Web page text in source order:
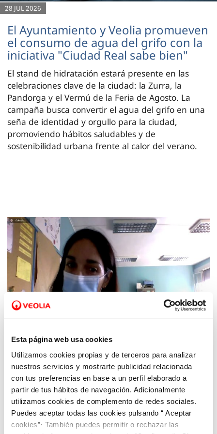
Esta página web usa cookies
Utilizamos cookies propias y de terceros para analizar
nuestros servicios y mostrarte publicidad relacionada
con tus preferencias en base a un perfil elaborado a
partir de tus hábitos de navegación. Adicionalmente
utilizamos cookies de complemento de redes sociales.
Puedes aceptar todas las cookies pulsando “ Aceptar
cookies”· También puedes permitir o rechazar las
28 JUL 2026
El Ayuntamiento y Veolia promueven
el consumo de agua del grifo con la
iniciativa "Ciudad Real sabe bien"
El stand de hidratación estará presente en las
celebraciones clave de la ciudad: la Zurra, la
Pandorga y el Vermú de la Feria de Agosto. La
campaña busca convertir el agua del grifo en una
seña de identidad y orgullo para la ciudad,
promoviendo hábitos saludables y de
sostenibilidad urbana frente al calor del verano.
01 JUL 2021
Las alumnas de Palencia brillan en el
programa formativo Aquae STEM